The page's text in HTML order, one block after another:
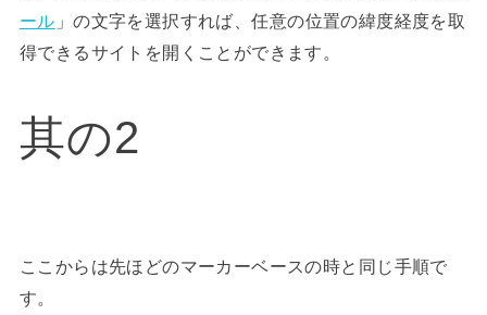
ール 」の文字を選択すれば、任意の位置の緯度経度を取
得できるサイトを開くことができます。
其の2
ここからは先ほどのマーカーベースの時と同じ手順で
す。